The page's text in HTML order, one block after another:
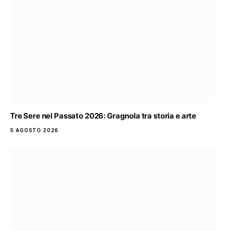
Tre Sere nel Passato 2026: Gragnola tra storia e arte
5 AGOSTO 2026